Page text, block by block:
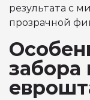
результата с
прозрачной
забора